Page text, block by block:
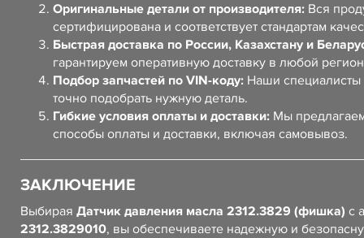
Оригинальные детали от производителя: Вся
сертифицирована и соответствует стандартам
Быстрая доставка по России, Казахстану и
гарантируем оперативную доставку в любой
Подбор запчастей по VIN-коду: Наши специалисты
точно подобрать нужную деталь.
Гибкие условия оплаты и доставки: Мы
способы оплаты и доставки, включая самовывоз.
ЗАКЛЮЧЕНИЕ
Выбирая Датчик давления масла 2312.3829 (фишка) с
2312.3829010, вы обеспечиваете надежную и